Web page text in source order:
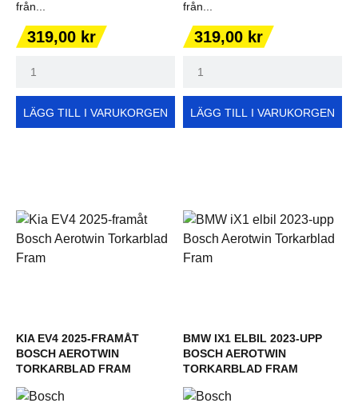
från...
Pris
319,00 kr
LÄGG TILL I VARUKORGEN
från...
Pris
319,00 kr
LÄGG TILL I VARUKORGEN
KIA EV4 2025-FRAMÅT
BOSCH AEROTWIN
TORKARBLAD FRAM
BMW IX1 ELBIL 2023-UPP
BOSCH AEROTWIN
TORKARBLAD FRAM